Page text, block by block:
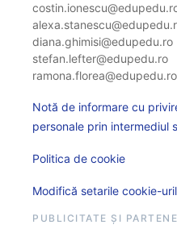
diana.ghimisi@edupedu.ro
stefan.lefter@edupedu.ro
ramona.florea@edupedu.ro
Notă de informare cu
personale prin intermediul
Politica de cookie
Modifică setarile cookie-
PUBLICITATE ȘI